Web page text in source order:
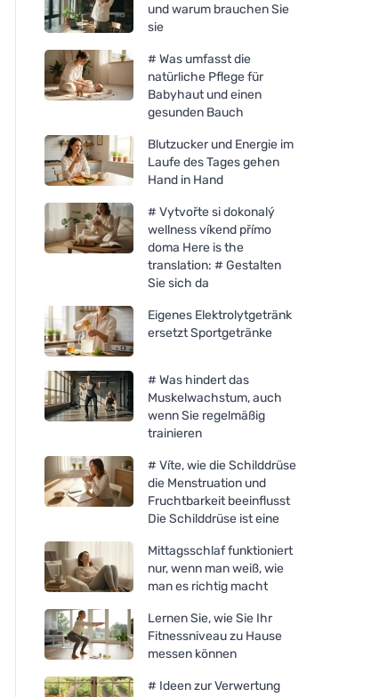
und warum brauchen Sie
sie
# Was umfasst die
natürliche Pflege für
Babyhaut und einen
gesunden Bauch
Blutzucker und Energie im
Laufe des Tages gehen
Hand in Hand
# Vytvořte si dokonalý
wellness víkend přímo
doma Here is the
translation: # Gestalten
Sie sich da
Eigenes Elektrolytgetränk
ersetzt Sportgetränke
# Was hindert das
Muskelwachstum, auch
wenn Sie regelmäßig
trainieren
# Víte, wie die Schilddrüse
die Menstruation und
Fruchtbarkeit beeinflusst
Die Schilddrüse ist eine
Mittagsschlaf funktioniert
nur, wenn man weiß, wie
man es richtig macht
Lernen Sie, wie Sie Ihr
Fitnessniveau zu Hause
messen können
# Ideen zur Verwertung